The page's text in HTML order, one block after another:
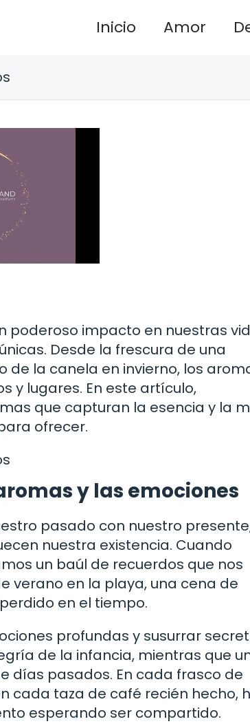
Inicio Amor
poderoso impacto en nuestras
Desde la frescura de una
la canela en invierno, los
y lugares. En este artículo,
que capturan la esencia y la
ofrecer.
y las emociones
pasado con nuestro
nuestra existencia. Cuando
un baúl de recuerdos que nos
verano en la playa, una cena de
en el tiempo.
profundas y susurrar
de la infancia, mientras que
días pasados. En cada frasco de
cada taza de café recién hecho,
esperando ser compartido.